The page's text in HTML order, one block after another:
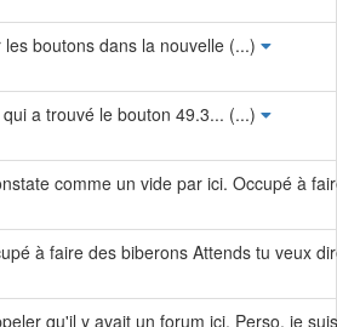
boutons dans la nouvelle (...)
a trouvé le bouton 49.3... (...)
comme un vide par ici. Occupé à
à faire des biberons Attends tu veux
qu'il y avait un forum ici. Perso, je